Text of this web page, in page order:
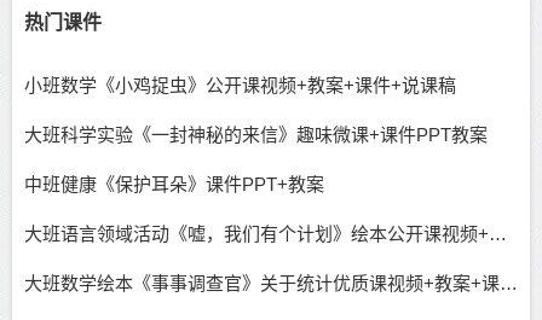
热门课件
小班数学《小鸡捉虫》公开课视频+教案+课件+说课稿
大班科学实验《一封神秘的来信》趣味微课+课件PPT教案
中班健康《保护耳朵》课件PPT+教案
大班语言领域活动《嘘，我们有个计划》绘本公开课视频+课件教案PPT
大班数学绘本《事事调查官》关于统计优质课视频+教案+课件+希沃+操作单